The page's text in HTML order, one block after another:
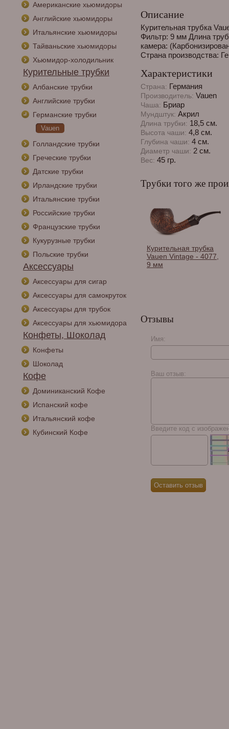
Американские хьюмидоры
Английские хьюмидоры
Итальянские хьюмидоры
Тайваньские хьюмидоры
Хьюмидор-холодильник
Курительные трубки
Албанские трубки
Английские трубки
Германские трубки
Vauen
Голландские трубки
Греческие трубки
Датские трубки
Ирландские трубки
Итальянские трубки
Российские трубки
Французские трубки
Кукурузные трубки
Польские трубки
Аксессуары
Аксессуары для сигар
Аксессуары для самокруток
Аксессуары для трубок
Аксессуары для хьюмидора
Конфеты, Шоколад
Конфеты
Шоколад
Кофе
Доминиканский Кофе
Испанский кофе
Итальянский кофе
Кубинский Кофе
Описание
Курительная трубка
Фильтр: 9 мм Длина
камера:
Страна производства:
Характеристики
Страна: Германия
Производитель: Vauen
Чаша: Бриар
Мундштук: Акрил
Длина трубки: 18,5 см.
Высота чаши: 4,8 см.
Глубина чаши: 4 см.
Диаметр чаши: 2 см.
Вес: 45 гр.
Трубки того же
Курительная трубка
Vauen Vintage - 4077,
9 мм
Курительная трубка
Отзывы
Имя:
Ваш отзыв:
Введите код с